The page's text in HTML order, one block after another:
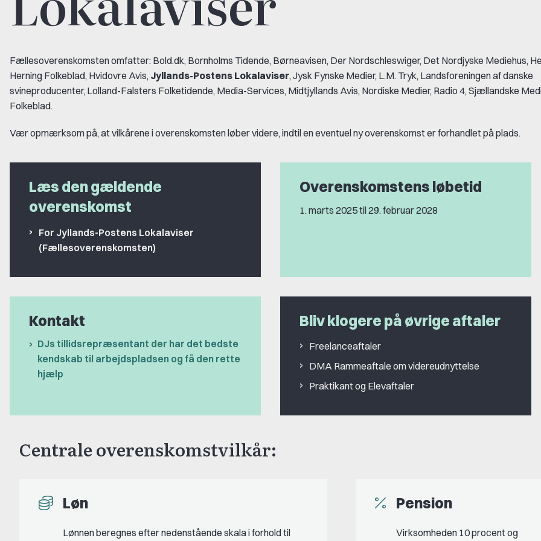
Fællesoverenskomsten omfatter: Bold.dk, Bornholms Tidende, Børneavisen, Der Nordschleswiger, Det Nordjyske Mediehus,
Herning Folkeblad, Hvidovre Avis, Jyllands-Postens Lokalaviser, Jysk Fynske Medier, L.M. Tryk, Landsforeningen af danske
svineproducenter, Lolland-Falsters Folketidende, Media-Services, Midtjyllands Avis, Nordiske Medier, Radio 4, Sjællandske
Folkeblad.
Vær opmærksom på, at vilkårene i overenskomsten løber videre, indtil en eventuel ny overenskomst er forhandlet på plads.
Læs den gældende
overenskomst
For Jyllands-Postens Lokalaviser
(Fællesoverenskomsten)
Overenskomstens løbetid
1. marts 2025 til 29. februar 2028
Kontakt
DJs tillidsrepræsentant der har det bedste
kendskab til arbejdspladsen og få den rette
hjælp
Bliv klogere på øvrige aftaler
Freelanceaftaler
DMA Rammeaftale om videreudnyttelse
Praktikant og Elevaftaler
Centrale overenskomstvilkår:
Løn
Lønnen beregnes efter nedenstående skala i forhold til
Pension
Virksomheden 10 procent og